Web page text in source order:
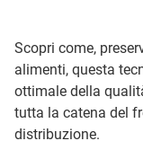
Scopri come,
alimenti, questa
ottimale della
tutta la catena del
distribuzione.